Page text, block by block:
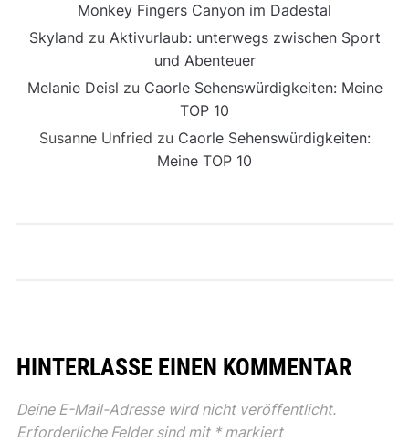
Monkey Fingers Canyon im Dadestal
Skyland zu Aktivurlaub: unterwegs zwischen Sport
und Abenteuer
Melanie Deisl zu Caorle Sehenswürdigkeiten: Meine
TOP 10
Susanne Unfried zu Caorle Sehenswürdigkeiten:
Meine TOP 10
HINTERLASSE EINEN KOMMENTAR
Deine E-Mail-Adresse wird nicht veröffentlicht.
Erforderliche Felder sind mit *markiert